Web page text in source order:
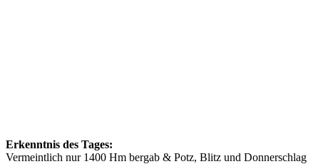
Erkenntnis des Tages:
Vermeintlich nur 1400 Hm bergab & Potz, Blitz und Donnerschlag